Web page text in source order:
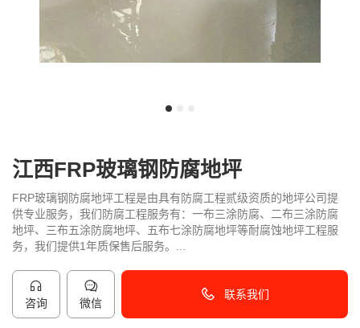
江西FRP玻璃钢防腐地坪
FRP玻璃钢防腐地坪工程是由具有防腐工程贰级资质的地坪公司提
供专业服务，我们防腐工程服务有：一布三涂防腐、二布三涂防腐
地坪、三布五涂防腐地坪、五布七涂防腐地坪等耐腐蚀地坪工程服
务，我们提供1年质保售后服务。...
咨询 微信
联系我们